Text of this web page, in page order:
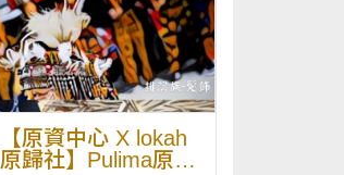
【原資中心 X lokah
原歸社】Pulima原藝